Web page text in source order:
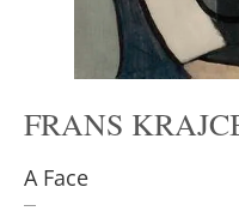
FRANS
A Face